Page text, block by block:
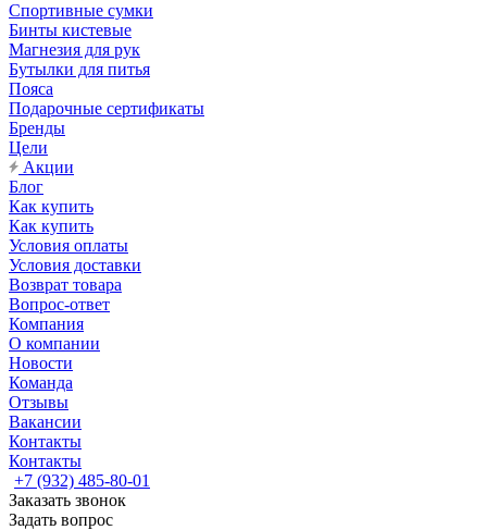
Спортивные сумки
Бинты кистевые
Магнезия для рук
Бутылки для питья
Пояса
Подарочные сертификаты
Бренды
Цели
Акции
Блог
Как купить
Как купить
Условия оплаты
Условия доставки
Возврат товара
Вопрос-ответ
Компания
О компании
Новости
Команда
Отзывы
Вакансии
Контакты
Контакты
+7 (932) 485-80-01
Заказать звонок
Задать вопрос